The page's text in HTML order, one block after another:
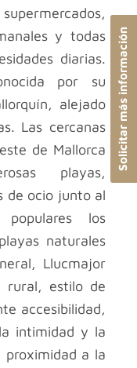
y todas
diarias.
por su
alejado
Las cercanas
de Mallorca
playas,
de ocio junto al
populares los
naturales
Llucmajor
rural, estilo de
accesibilidad,
intimidad y la
proximidad a la
Solicitar más información